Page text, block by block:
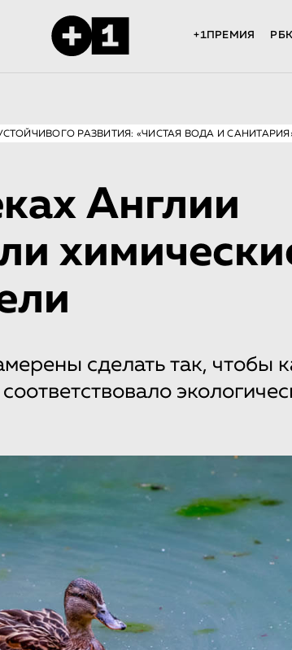
+1ПРЕМИЯ
РАЗВИТИЯ: «ЧИСТАЯ ВОДА И
Англии
сделать так, чтобы